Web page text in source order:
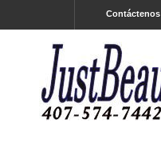
Contáctenos